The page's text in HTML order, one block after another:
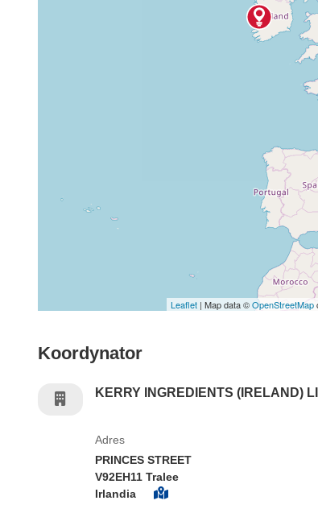
Leaflet | Map data ©OpenStreetMap
Koordynator
KERRY INGREDIENTS (IRELAND)
Adres
PRINCES STREET
V92EH11 Tralee
Irlandia